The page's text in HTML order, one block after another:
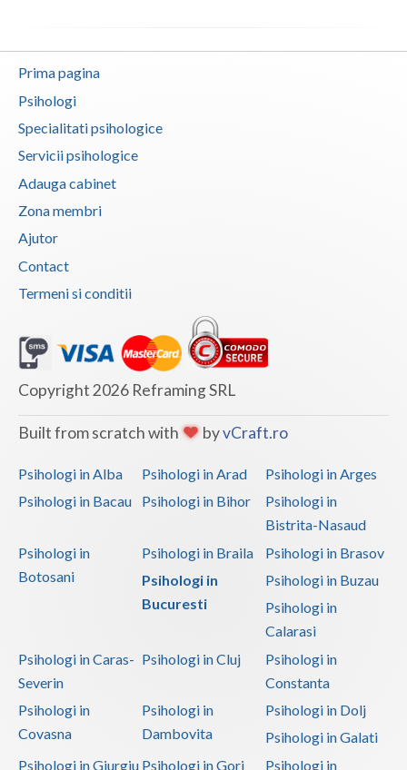
Prima pagina
Psihologi
Specialitati psihologice
Servicii psihologice
Adauga cabinet
Zona membri
Ajutor
Contact
Termeni si conditii
Copyright 2026 Reframing SRL
Built from scratch with byvCraft.ro
Psihologi in Alba Psihologi in Arad
Psihologi in Arges
Psihologi in Bacau
Psihologi in Bihor
Psihologi in
Bistrita-Nasaud
Psihologi in
Botosani
Psihologi in Braila
Psihologi in Brasov
Psihologi in
Bucuresti
Psihologi in Buzau
Psihologi in
Calarasi
Psihologi in Caras-
Severin
Psihologi in Cluj
Psihologi in
Constanta
Psihologi in
Covasna
Psihologi in
Dambovita
Psihologi in Dolj
Psihologi in Galati
Psihologi in Giurgiu Psihologi in Gorj Psihologi in